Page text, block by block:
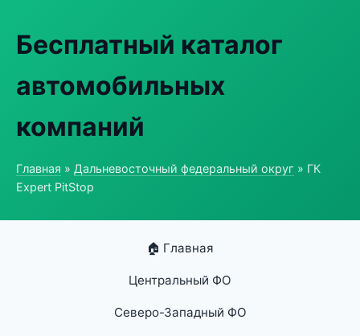
Бесплатный каталог
автомобильных
компаний
Главная » Дальневосточный федеральный округ » ГК
Expert PitStop
🏠 Главная
Центральный ФО
Северо-Западный ФО